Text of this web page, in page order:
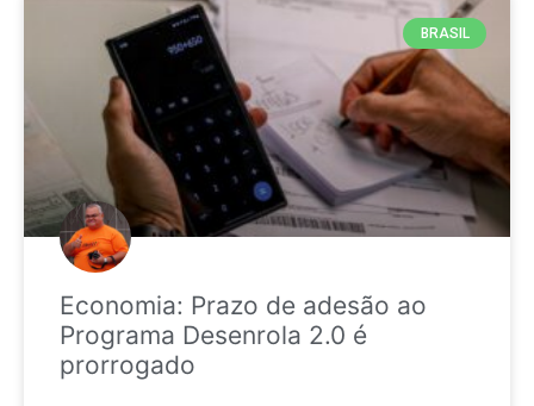
BRASIL
Economia: Prazo de adesão ao
Programa Desenrola 2.0 é
prorrogado